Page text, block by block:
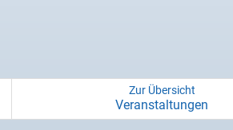
Zur Übersicht
Ver­an­stal­tun­gen